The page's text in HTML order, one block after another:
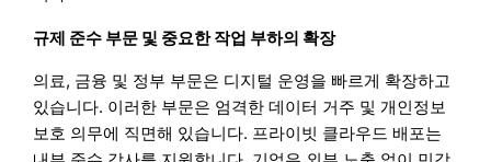
규제 준수 부문 및 중요한 작업 부하의 확장
의료, 금융 및 정부 부문은 디지털 운영을 빠르게 확장하고
있습니다. 이러한 부문은 엄격한 데이터 거주 및 개인정보
보호 의무에 직면해 있습니다. 프라이빗 클라우드 배포는